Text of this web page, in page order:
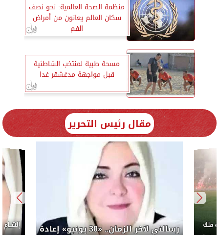
منظمة الصحة العالمية: نحو نصف
سكان العالم يعانون من أمراض
الفم
مسحة طبية لمنتخب الشاطئية
قبل مواجهة مدغشقر غدا
مقال رئيس التحرير
إلهام شرشر تكتب: «صلاح» ملك